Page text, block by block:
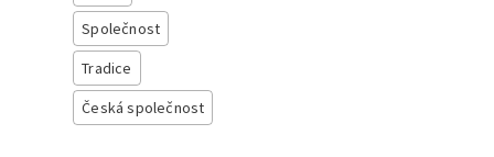
Společnost
Tradice
Česká společnost